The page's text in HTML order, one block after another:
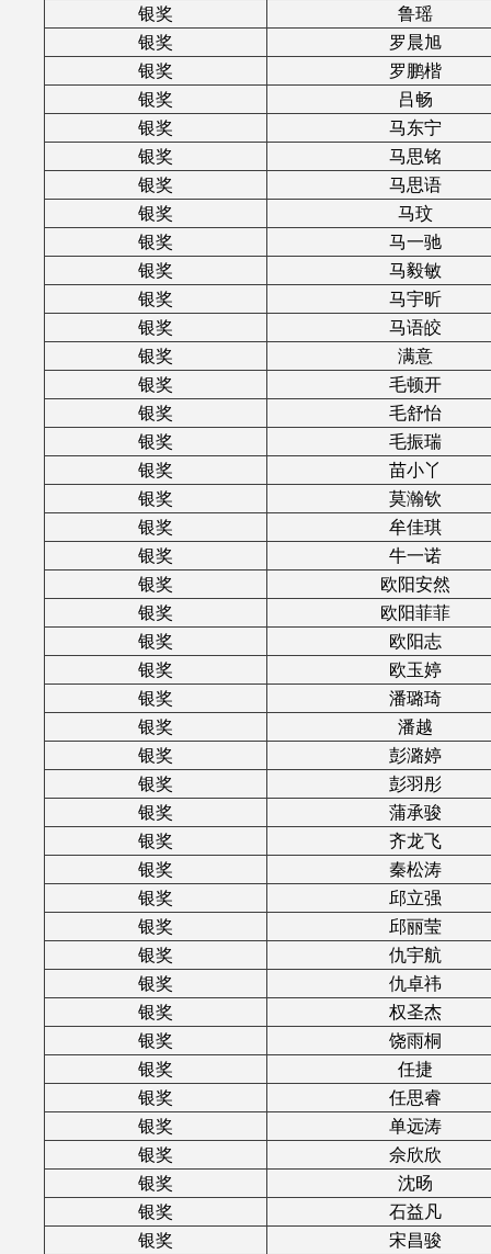
银奖
鲁瑶
银奖
罗晨旭
银奖
罗鹏楷
银奖
吕畅
银奖
马东宁
银奖
马思铭
银奖
马思语
银奖
马玟
银奖
马一驰
银奖
马毅敏
银奖
马宇昕
银奖
马语皎
银奖
满意
银奖
毛顿开
银奖
毛舒怡
银奖
毛振瑞
银奖
苗小丫
银奖
莫瀚钦
银奖
牟佳琪
银奖
牛一诺
银奖
欧阳安然
银奖
欧阳菲菲
银奖
欧阳志
银奖
欧玉婷
银奖
潘璐琦
银奖
潘越
银奖
彭潞婷
银奖
彭羽彤
银奖
蒲承骏
银奖
齐龙飞
银奖
秦松涛
银奖
邱立强
银奖
邱丽莹
银奖
仇宇航
银奖
仇卓祎
银奖
权圣杰
银奖
饶雨桐
银奖
任捷
银奖
任思睿
银奖
单远涛
银奖
佘欣欣
银奖
沈旸
银奖
石益凡
银奖
宋昌骏